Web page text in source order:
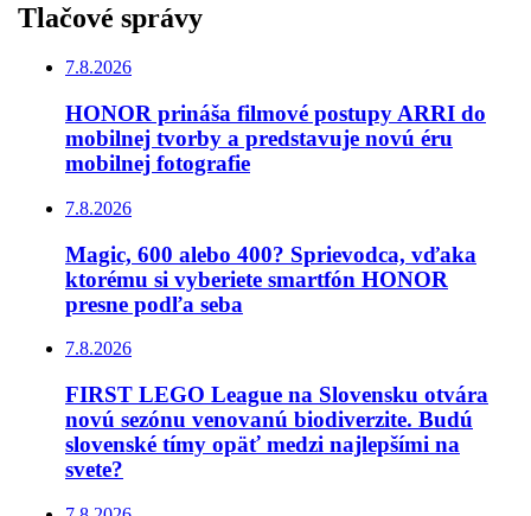
Tlačové správy
7.8.2026
HONOR prináša filmové postupy ARRI do
mobilnej tvorby a predstavuje novú éru
mobilnej fotografie
7.8.2026
Magic, 600 alebo 400? Sprievodca, vďaka
ktorému si vyberiete smartfón HONOR
presne podľa seba
7.8.2026
FIRST LEGO League na Slovensku otvára
novú sezónu venovanú biodiverzite. Budú
slovenské tímy opäť medzi najlepšími na
svete?